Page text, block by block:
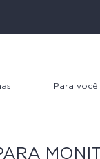
CR
Para você
Programa de